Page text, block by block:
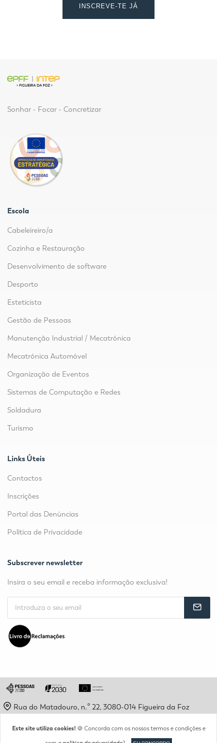
INSCREVE-TE JÁ
Sonhar - Focar - Concretizar
Escola
Cabeleireiro/a
Cozinha e Restauração
Desenvolvimento de software
Desporto
Esteticista
Gestão de Pessoas
Manutenção Industrial / Mecatrónica
Mecatrónica Automóvel
Organização de Eventos
Sistemas de Computação e Redes
Soldadura
Turismo
Links Úteis
Contactos
Inscrições
Portal das Denúncias
Política de Privacidade
Subscrever newsletter
Insira o seu email e receba informação exclusiva!
Rua do Matadouro, n.º 22, 3080-014 Figueira da Foz
Este site utiliza cookies!🍪 Concorda com os nossos termos e condições e